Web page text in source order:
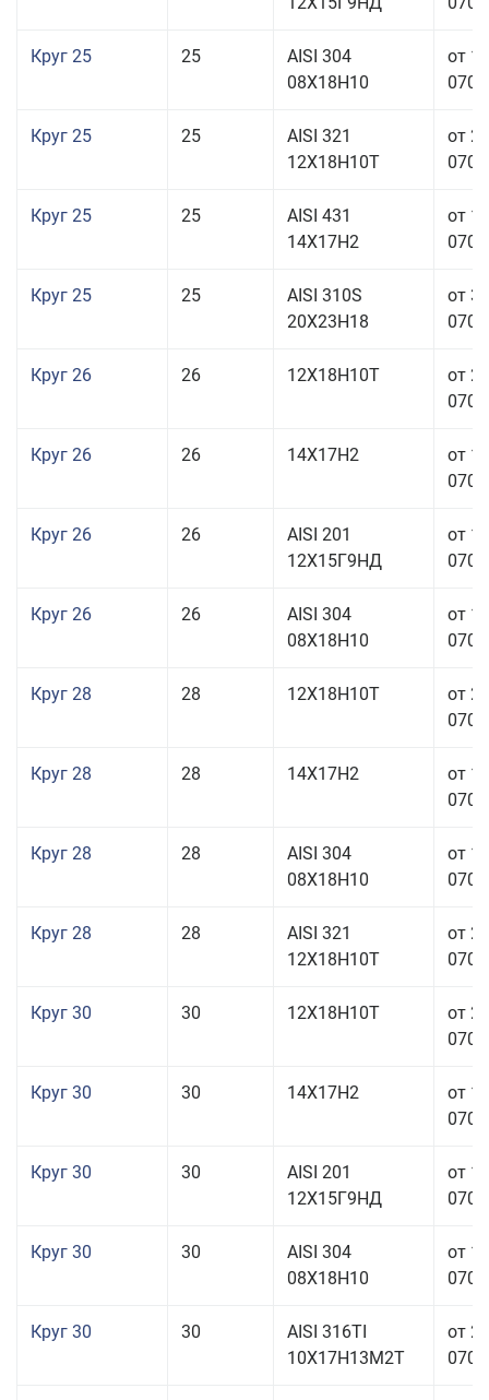
Круг 25 25
AISI 304
08Х18Н10
от
Круг 25 25
AISI 321
12Х18Н10Т
от
Круг 25 25
AISI 431
14Х17Н2
от
Круг 25 25
AISI 310S
20Х23Н18
от
Круг 26 26 12Х18Н10Т
от
Круг 26 26 14Х17Н2
от
Круг 26 26
AISI 201
12Х15Г9НД
от
Круг 26 26
AISI 304
08Х18Н10
от
Круг 28 28 12Х18Н10Т
от
Круг 28 28 14Х17Н2
от
Круг 28 28
AISI 304
08Х18Н10
от
Круг 28 28
AISI 321
12Х18Н10Т
от
Круг 30 30 12Х18Н10Т
от
Круг 30 30 14Х17Н2
от
Круг 30 30
AISI 201
12Х15Г9НД
от
Круг 30 30
AISI 304
08Х18Н10
от
Круг 30 30
AISI 316TI
10Х17Н13М2Т
от